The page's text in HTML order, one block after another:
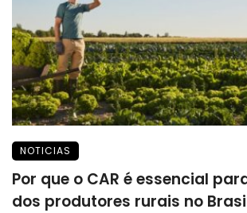
NOTICIAS
Por que o CAR é essencial
dos produtores rurais no